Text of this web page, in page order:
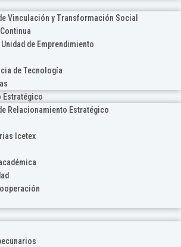
Vinculación y Transformación Social
de Emprendimiento
de Tecnología
Estratégico
Relacionamiento Estratégico
Icetex